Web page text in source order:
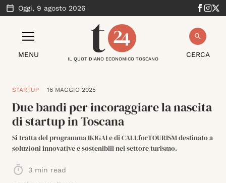
Oggi, 9 agosto 2026
MENU CERCA
IL QUOTIDIANO ECONOMICO TOSCANO
STARTUP 16 MAGGIO 2025
Due bandi per incoraggiare la nascita
di startup in Toscana
Si tratta del programma IKIGAI e di CALLforTOURISM destinato a
soluzioni innovative e sostenibili nel settore turismo.
3 min read